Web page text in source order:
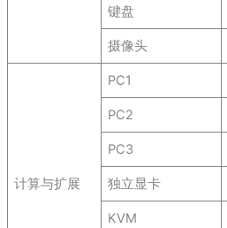
键盘
摄像头
计算与扩展
PC1
PC2
PC3
独立显卡
KVM